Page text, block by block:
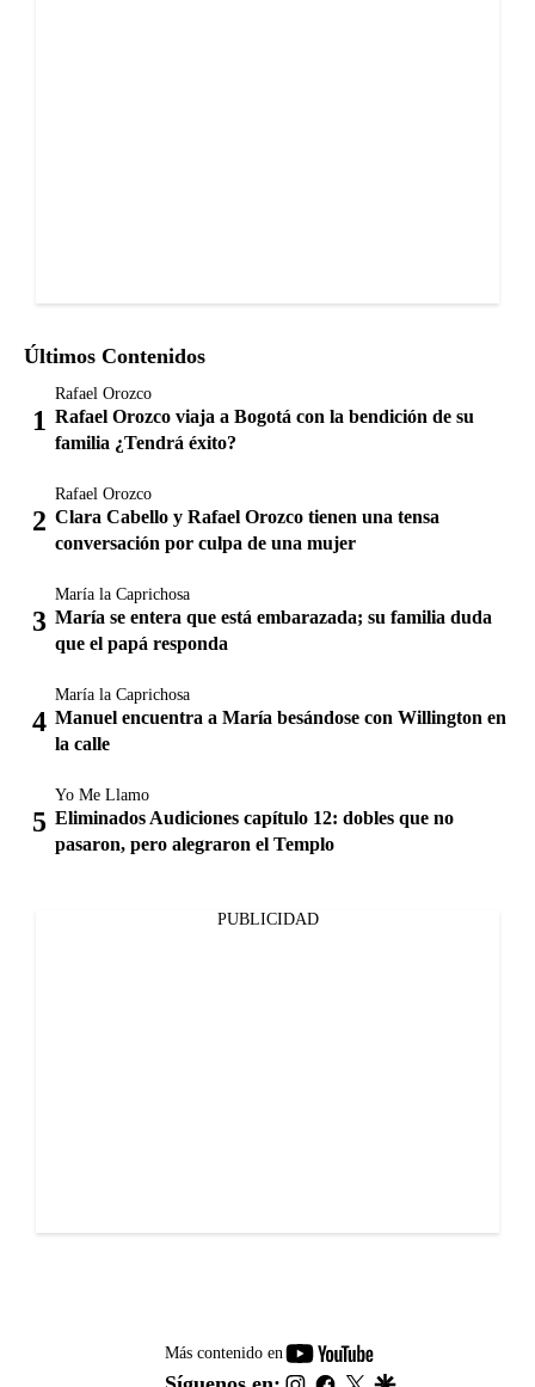
Últimos Contenidos
Rafael Orozco
Rafael Orozco viaja a Bogotá con la bendición de su
familia ¿Tendrá éxito?
Rafael Orozco
Clara Cabello y Rafael Orozco tienen una tensa
conversación por culpa de una mujer
María la Caprichosa
María se entera que está embarazada; su familia duda
que el papá responda
María la Caprichosa
Manuel encuentra a María besándose con Willington en
la calle
Yo Me Llamo
Eliminados Audiciones capítulo 12: dobles que no
pasaron, pero alegraron el Templo
PUBLICIDAD
Más contenido en
youtube-
footer
instagram
facebook
twitter